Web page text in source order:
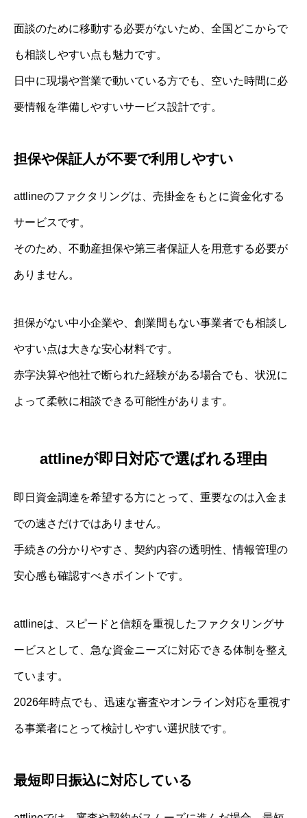
面談のために移動する必要がないため、全国どこからで
も相談しやすい点も魅力です。
日中に現場や営業で動いている方でも、空いた時間に必
要情報を準備しやすいサービス設計です。
担保や保証人が不要で利用しやすい
attlineのファクタリングは、売掛金をもとに資金化する
サービスです。
そのため、不動産担保や第三者保証人を用意する必要が
ありません。
担保がない中小企業や、創業間もない事業者でも相談し
やすい点は大きな安心材料です。
赤字決算や他社で断られた経験がある場合でも、状況に
よって柔軟に相談できる可能性があります。
attlineが即日対応で選ばれる理由
即日資金調達を希望する方にとって、重要なのは入金ま
での速さだけではありません。
手続きの分かりやすさ、契約内容の透明性、情報管理の
安心感も確認すべきポイントです。
attlineは、スピードと信頼を重視したファクタリングサ
ービスとして、急な資金ニーズに対応できる体制を整え
ています。
2026年時点でも、迅速な審査やオンライン対応を重視す
る事業者にとって検討しやすい選択肢です。
最短即日振込に対応している